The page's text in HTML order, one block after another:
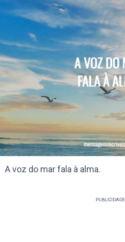
A voz do mar fala à alma.
PUBLICIDADE